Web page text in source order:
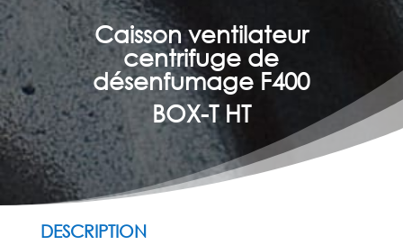
Caisson ventilateur
centrifuge de
désenfumage F400
BOX-T HT
DESCRIPTION